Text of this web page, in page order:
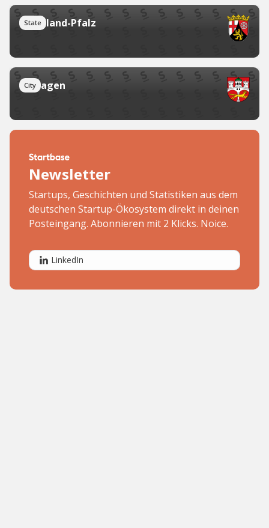
State
Rheinland-Pfalz
City
Remagen
Newsletter
Startups, Geschichten und Statistiken aus dem
deutschen Startup-Ökosystem direkt in deinen
Posteingang. Abonnieren mit 2 Klicks. Noice.
LinkedIn